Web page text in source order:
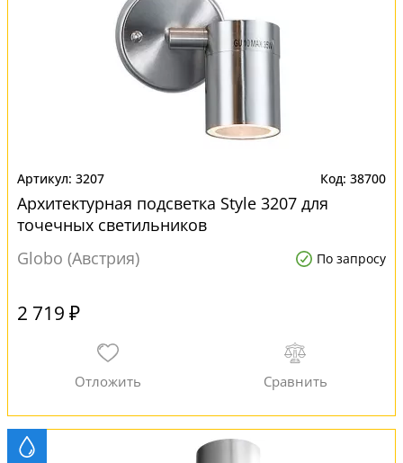
3207 38700
Архитектурная подсветка Style 3207 для
точечных светильников
Globo (Австрия)
По запросу
2 719 ₽